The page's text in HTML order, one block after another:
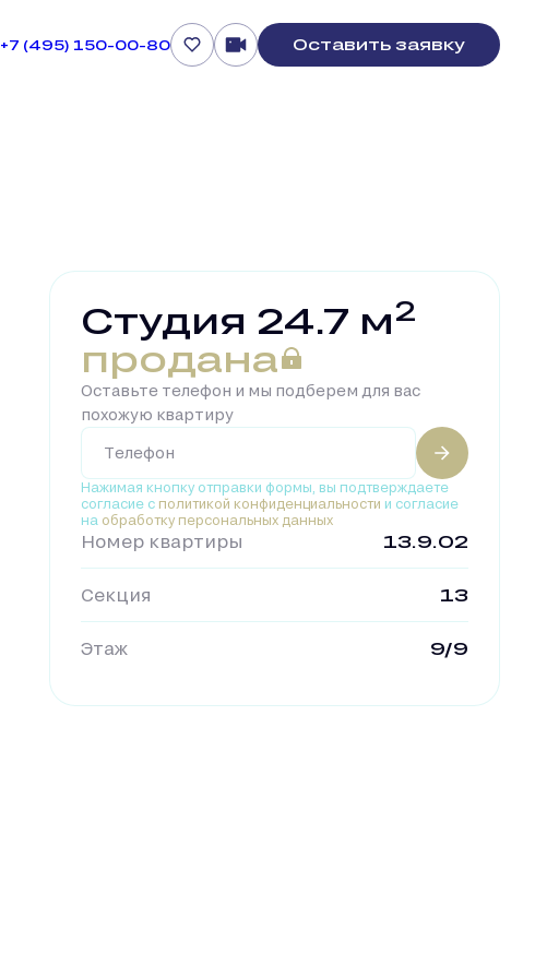
+7 (495) 150-00-80 Оставить заявку
Студия 24.7 м2
продана
Оставьте телефон и мы подберем для вас
похожую квартиру
Нажимая кнопку отправки формы, вы подтверждаете
согласие с политикой конфиденциальности и согласие
на обработку персональных данных
Номер квартиры 13.9.02
Секция 13
Этаж 9/9